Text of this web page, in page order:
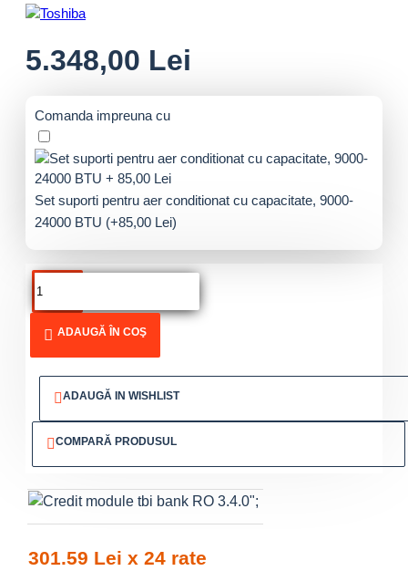
5.348,00 Lei
Comanda impreuna cu
Set suporti pentru aer conditionat cu capacitate, 9000-
24000 BTU (+85,00 Lei)
ADAUGĂ ÎN COŞ
ADAUGĂ IN WISHLIST
COMPARĂ PRODUSUL
";
301.59 Lei x 24 rate